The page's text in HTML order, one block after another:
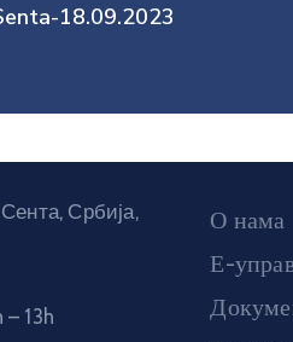
18.09.2023
Србија,
13h
О нама
Е-